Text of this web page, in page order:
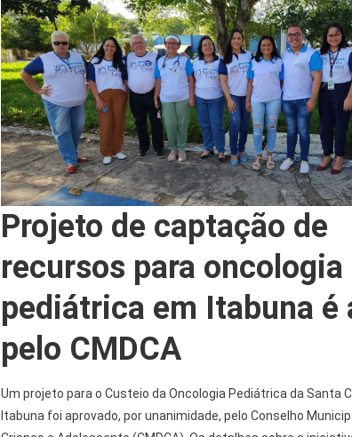
Projeto de captação de
recursos para oncologia
pediátrica em Itabuna é
pelo CMDCA
Um projeto para o Custeio da Oncologia Pediátrica da Santa
Itabuna foi aprovado, por unanimidade, pelo Conselho